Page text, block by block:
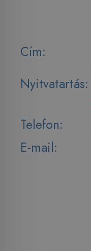
Cím:
Nyitvatartás:
Telefon:
E-mail: